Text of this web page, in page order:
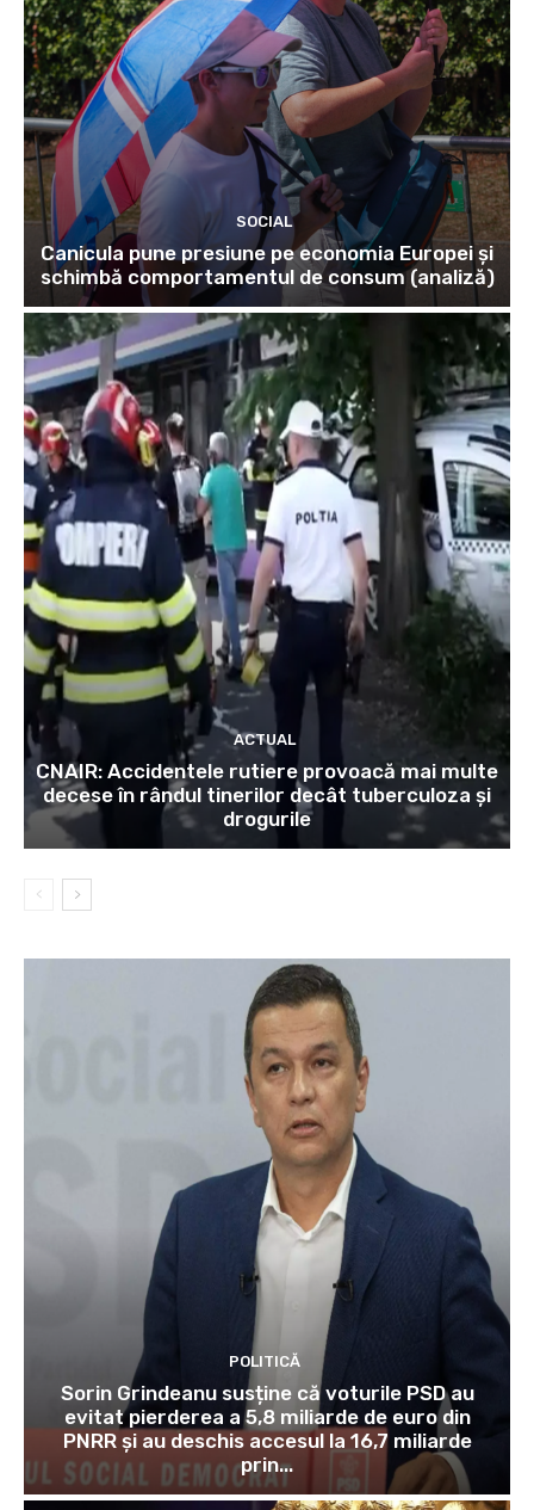
SOCIAL
Canicula pune presiune pe economia Europei și
schimbă comportamentul de consum (analiză)
ACTUAL
CNAIR: Accidentele rutiere provoacă mai multe
decese în rândul tinerilor decât tuberculoza și
drogurile
POLITICĂ
Sorin Grindeanu susține că voturile PSD au
evitat pierderea a 5,8 miliarde de euro din
PNRR și au deschis accesul la 16,7 miliarde
prin...